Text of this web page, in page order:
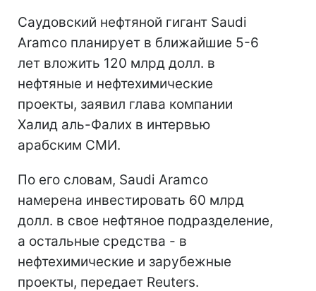
Саудовский нефтяной гигант Saudi
Aramco планирует в ближайшие 5-6
лет вложить 120 млрд долл. в
нефтяные и нефтехимические
проекты, заявил глава компании
Халид аль-Фалих в интервью
арабским СМИ.
По его словам, Saudi Aramco
намерена инвестировать 60 млрд
долл. в свое нефтяное подразделение,
а остальные средства - в
нефтехимические и зарубежные
проекты, передает Reuters.